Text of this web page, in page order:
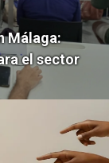
Málaga:
el sector